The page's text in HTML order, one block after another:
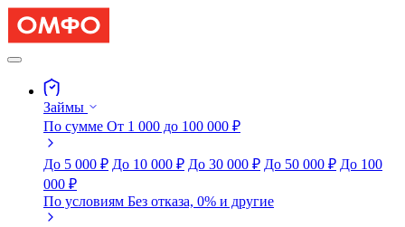
Займы
По сумме От 1 000 до 100 000 ₽
До 5 000 ₽ До 10 000 ₽ До 30 000 ₽ До 50 000 ₽ До 100
000 ₽
По условиям Без отказа, 0% и другие